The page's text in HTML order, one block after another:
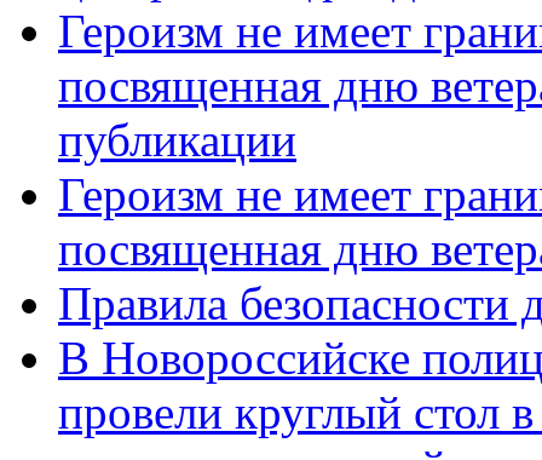
Героизм не имеет
посвященная дню
публикации
Героизм не имеет
посвященная дню
Правила безопасности
В Новороссийске
провели круглый стол